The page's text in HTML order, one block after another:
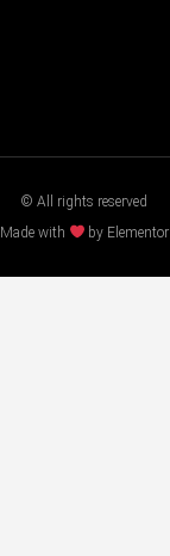
© All rights reserved
Made with
by Elementor